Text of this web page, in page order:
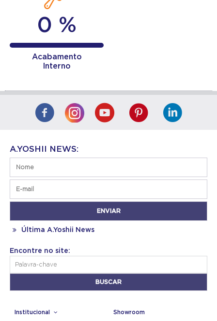
0 %
Acabamento
Interno
A.YOSHII NEWS:
Última A.Yoshii News
Encontre no site:
Institucional Showroom